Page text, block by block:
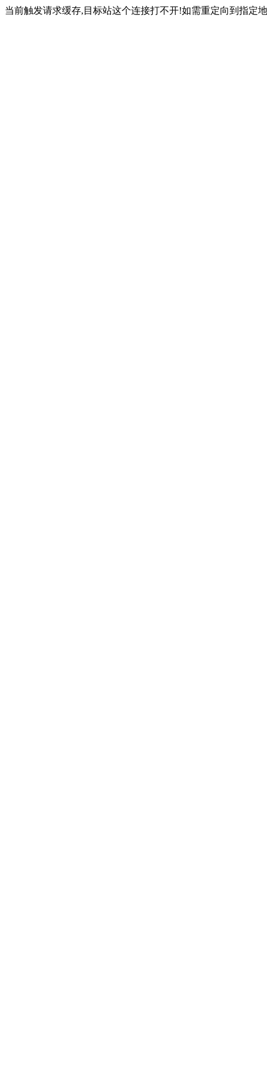
当前触发请求缓存,目标站这个连接打不开!如需重定向到指定